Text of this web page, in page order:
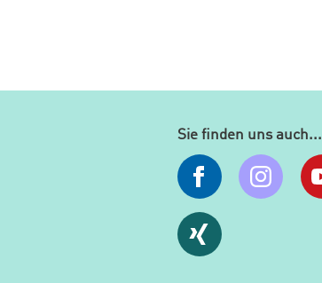
Sie finden uns auch...